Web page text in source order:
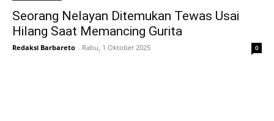
Seorang Nelayan Ditemukan Tewas Usai
Hilang Saat Memancing Gurita
Redaksi Barbareto - Rabu, 1 Oktober 2025 0